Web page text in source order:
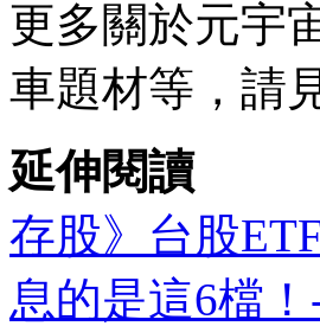
更多關於元宇
車題材等，請
延伸閱讀
存股》台股
息的是這6檔